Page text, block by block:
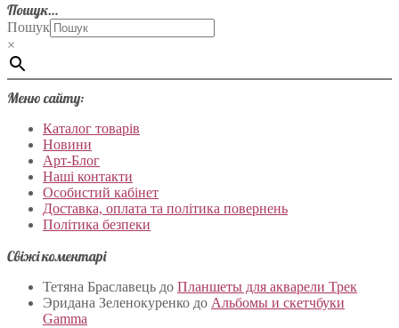
Пошук…
Пошук
×
Меню сайту:
Каталог товарів
Новини
Арт-Блог
Наші контакти
Особистий кабінет
Доставка, оплата та політика повернень
Політика безпеки
Свіжі коментарі
Тетяна Браславець до Планшеты для акварели Трек
Эридана Зеленокуренко до Альбомы и скетчбуки
Gamma